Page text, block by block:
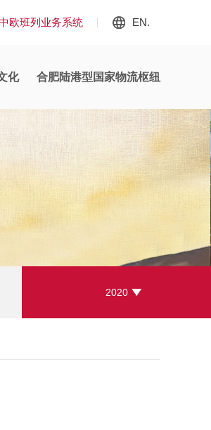
EN.
欧班列业务系统
化 合肥陆港型国家物流枢纽
2020